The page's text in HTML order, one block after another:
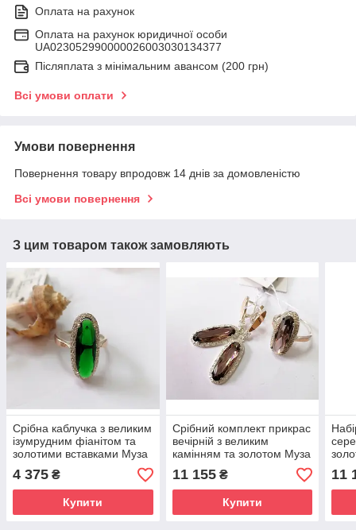
Оплата на рахунок
Оплата на рахунок юридичної особи
UA023052990000026003030134377
Післяплата з мінімальним авансом (200 грн)
Всі умови оплати
Умови повернення
Повернення товару впродовж 14 днів за домовленістю
Всі умови повернення
З цим товаром також замовляють
Срібна каблучка з великим
ізумрудним фіанітом та
золотими вставками Муза
(проба 925/375)
4 375 ₴
Купити
Срібний комплект прикрас
вечірній з великим
камінням та золотом Муза
для дівчини
11 155₴
Купити
11